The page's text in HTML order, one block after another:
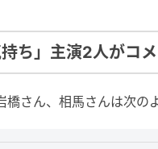
ち」主演2人がコ
さん、相馬さんは次の